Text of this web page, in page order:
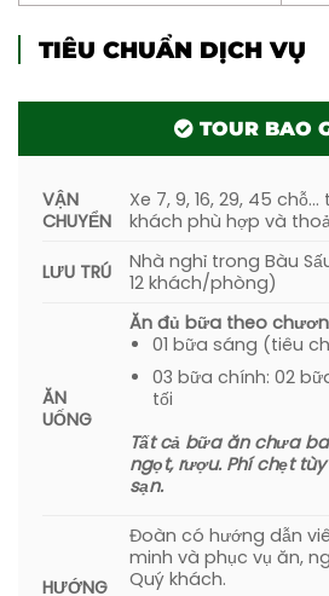
08h00:Khởi đầu buổi
chạm đến một trong
thiêng của rừng Nam
Giao, còn được ví von
08h30 – 11h00:Sau khi
ghi lại những khoảnh
đa, đoàn tiếp tục
Trưa:11h30: Quý
ngơi tại Vườn quốc gia
14h30:Đoàn bắt đầu di
tạm biệt
Chiều:Dự kiến17h00 –
Kết thúc hành trình
2 ngày 1 đêm.
Yolo Tour
lại Quý khách trong
tiếp.
TIÊU CHUẨN DỊCH VỤ
TOUR BAO
VẬN
CHUYỂN
Xe 7, 9, 16, 29, 45
khách phù hợp và
LƯU TRÚ
Nhà nghỉ trong Bàu
12 khách/phòng)
ĂN
UỐNG
Ăn đủ bữa theo
01 bữa sáng (tiêu
03 bữa chính: 02
tối
Tất cả bữa ăn chưa
ngọt, rượu. Phí chẹt
sạn.
HƯỚNG
Đoàn có hướng dẫn
minh và phục vụ ăn,
Quý khách.